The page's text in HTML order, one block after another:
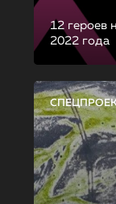
12 героев
2022 года